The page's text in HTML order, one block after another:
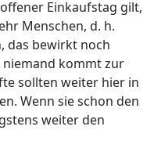
Einkaufstag gilt,
Menschen, d. h.
das bewirkt noch
niemand kommt zur
sollten weiter hier in
Wenn sie schon den
weiter den